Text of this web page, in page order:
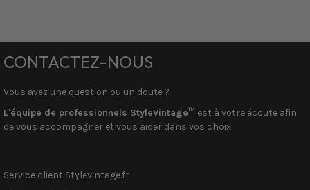
CONTACTEZ-NOUS
Vous avez une question ou un doute ?
L'équipe de professionnels StyleVintage™ est à votre écoute afin
de vous accompagner et vous aider dans vos choix
Service client Stylevintage.fr